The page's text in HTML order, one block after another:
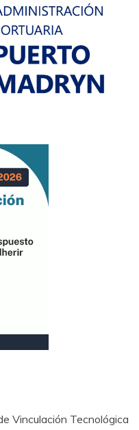
Vinculación Tecnológica